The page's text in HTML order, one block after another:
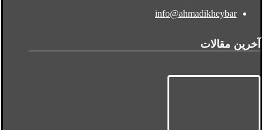
info@ahmadikheybar
آخرین مقالات